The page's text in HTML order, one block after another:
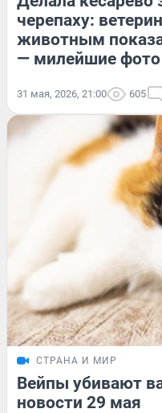
черепаху:
животным
— милейшие фото
31 мая, 2026, 21:00 605
СТРАНА И МИР
Вейпы убивают
новости 29 мая